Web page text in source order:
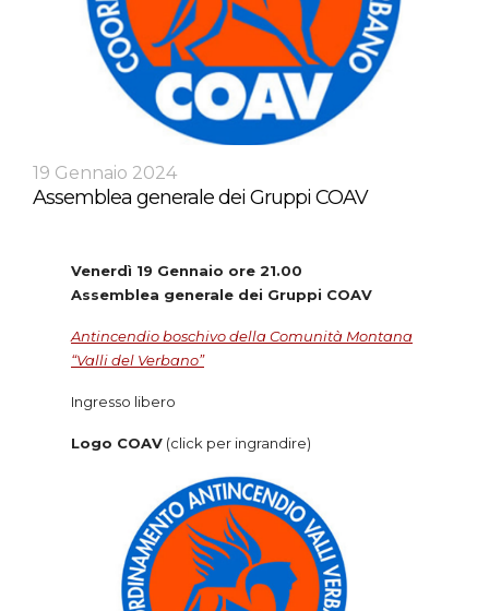
19 Gennaio 2024
Assemblea generale dei Gruppi COAV
Venerdì 19 Gennaio ore 21.00
Assemblea generale dei Gruppi COAV
Antincendio boschivo della Comunità Montana
“Valli del Verbano”
Ingresso libero
Logo COAV (click per ingrandire)